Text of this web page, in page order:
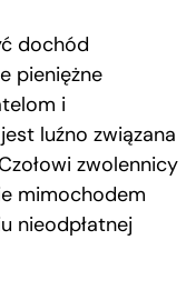
dochód
pieniężne
i
luźno związana
zwolennicy
mimochodem
nieodpłatnej